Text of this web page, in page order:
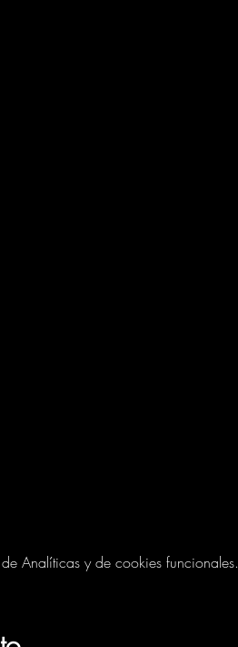
Analíticas y de cookies funcionales.